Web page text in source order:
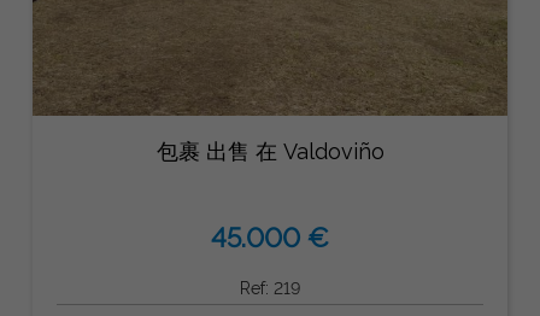
包裹 出售 在 Valdoviño
45.000 €
Ref: 219